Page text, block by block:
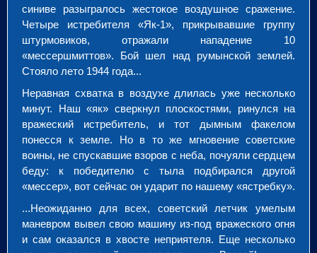
синиве разыгралось жестокое воздушное сражение.
Четыре истребителя «Як-1», прикрывавшие группу
штурмовиков, отражали нападение 10
«мессершмиттов». Бой шел над румынской землей.
Стояло лето 1944 года...
Неравная схватка в воздухе длилась уже несколько
минут. Наш «як» сверкнул плоскостями, ринулся на
вражеский истребитель, и тот дымным факелом
понесся к земле. Но в то же мгновение советские
воины, не спускавшие взоров с неба, почуяли сердцем
беду: к победителю с тыла подбирался другой
«мессер», вот сейчас он ударит по нашему «ястребку».
...Неожиданно для всех, советский летчик умелым
маневром вывел свою машину из-под вражеского огня
и сам оказался в хвосте неприятеля. Еще несколько